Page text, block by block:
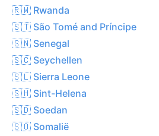
🇷🇼 Rwanda
🇸🇹 São Tomé and Príncipe
🇸🇳 Senegal
🇸🇨 Seychellen
🇸🇱 Sierra Leone
🇸🇭 Sint-Helena
🇸🇩 Soedan
🇸🇴 Somalië